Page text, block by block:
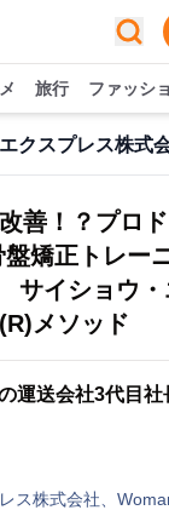
旅行 ファッシ
善！？プロ
矯正トレー
イショウ・
メソッド
運送会社3代目
ス株式会社、